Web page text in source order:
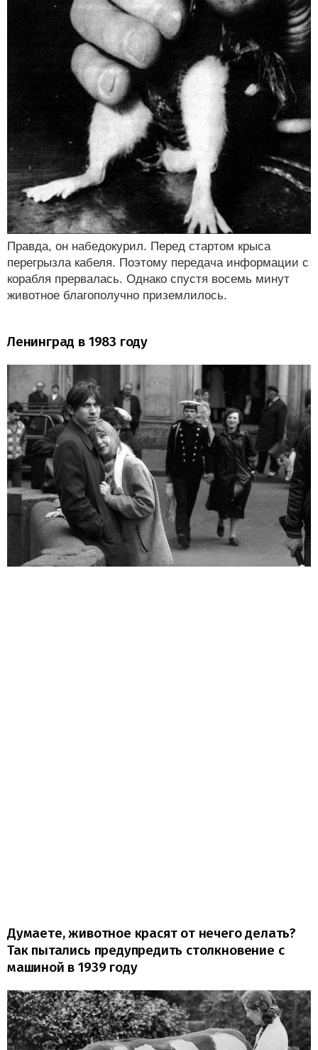
Правда, он набедокурил. Перед стартом крыса
перегрызла кабеля. Поэтому передача информации с
корабля прервалась. Однако спустя восемь минут
животное благополучно приземлилось.
Ленинград в 1983 году
Думаете, животное красят от нечего делать?
Так пытались предупредить столкновение с
машиной в 1939 году